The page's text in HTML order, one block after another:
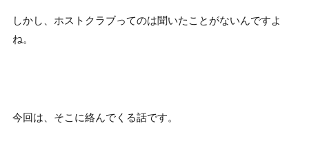
しかし、ホストクラブってのは聞いたことがないんですよ
ね。
今回は、そこに絡んでくる話です。